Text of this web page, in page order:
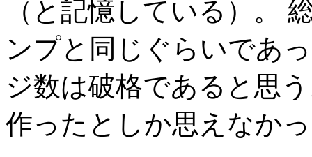
（と記憶している）。
ンプと同じぐらいであ
ジ数は破格であると思
作ったとしか思えなか